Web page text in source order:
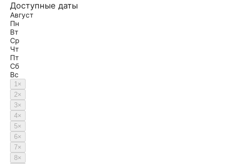
Доступные даты
Август
Пн
Вт
Ср
Чт
Пт
Сб
Вс
1×
2×
3×
4×
5×
6×
7×
8×